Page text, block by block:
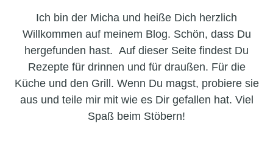
Ich bin der Micha und heiße Dich herzlich
Willkommen auf meinem Blog. Schön, dass Du
hergefunden hast. Auf dieser Seite findest Du
Rezepte für drinnen und für draußen. Für die
Küche und den Grill. Wenn Du magst, probiere sie
aus und teile mir mit wie es Dir gefallen hat. Viel
Spaß beim Stöbern!